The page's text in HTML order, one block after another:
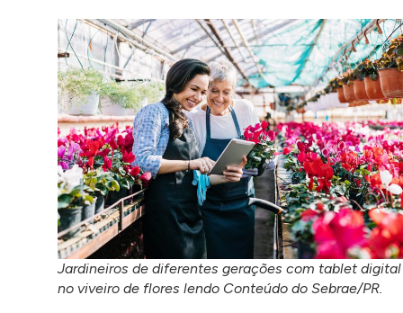
Jardineiros de diferentes gerações com tablet digital
no viveiro de flores lendo Conteúdo do Sebrae/PR.